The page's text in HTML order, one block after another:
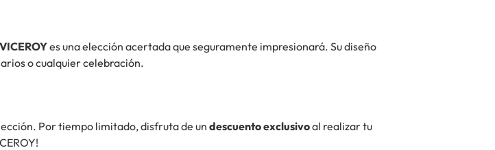
es una elección acertada que seguramente impresionará. Su diseño
o cualquier celebración.
Por tiempo limitado, disfruta de un descuento exclusivoal realizar tu